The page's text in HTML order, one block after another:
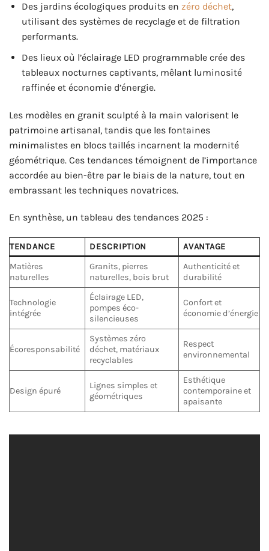
Des jardins écologiques produits en zéro déchet,
utilisant des systèmes de recyclage et de filtration
performants.
Des lieux où l’éclairage LED programmable crée des
tableaux nocturnes captivants, mêlant luminosité
raffinée et économie d’énergie.
Les modèles en granit sculpté à la main valorisent le
patrimoine artisanal, tandis que les fontaines
minimalistes en blocs taillés incarnent la modernité
géométrique. Ces tendances témoignent de l’importance
accordée au bien-être par le biais de la nature, tout en
embrassant les techniques novatrices.
En synthèse, un tableau des tendances 2025 :
TENDANCE DESCRIPTION
AVANTAGE
Matières
naturelles
Granits, pierres
naturelles, bois brut
Authenticité et
durabilité
Technologie
intégrée
Éclairage LED,
pompes éco-
silencieuses
Confort et
économie d’énergie
Écoresponsabilité
Systèmes zéro
déchet, matériaux
recyclables
Respect
environnemental
Design épuré
Lignes simples et
géométriques
Esthétique
contemporaine et
apaisante